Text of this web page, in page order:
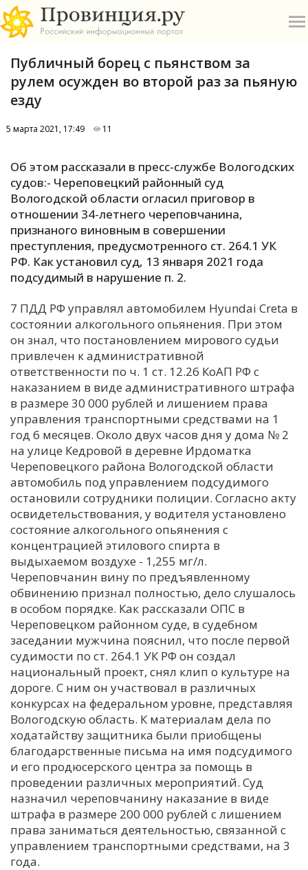
А
Б
В
Е
И
К
М
Н
П
С
Т
У
Х
Ч
Публичный борец с пьянством за
рулем осужден во второй раз за пьяную
езду
5 марта 2021, 17:49 11
Об этом рассказали в пресс-службе Вологодских
судов:- Череповецкий районный суд
Вологодской области огласил приговор в
отношении 34-летнего череповчанина,
признаного виновным в совершении
преступления, предусмотренного ст. 264.1 УК
РФ. Как установил суд, 13 января 2021 года
подсудимый в нарушение п. 2.
7 ПДД РФ управлял автомобилем Hyundai Creta в
состоянии алкогольного опьянения. При этом
он знал, что постановлением мирового судьи
привлечен к административной
ответственности по ч. 1 ст. 12.26 КоАП РФ с
наказанием в виде административного штрафа
в размере 30 000 рублей и лишением права
управления транспортными средствами на 1
год 6 месяцев. Около двух часов дня у дома № 2
на улице Кедровой в деревне Ирдоматка
Череповецкого района Вологодской области
автомобиль под управлением подсудимого
остановили сотрудники полиции. Согласно акту
освидетельствования, у водителя установлено
состояние алкогольного опьянения с
концентрацией этилового спирта в
выдыхаемом воздухе - 1,255 мг/л.
Череповчанин вину по предъявленному
обвинению признал полностью, дело слушалось
в особом порядке. Как рассказали ОПС в
Череповецком районном суде, в судебном
заседании мужчина пояснил, что после первой
судимости по ст. 264.1 УК РФ он создал
национальный проект, снял клип о культуре на
дороге. С ним он участвовал в различных
конкурсах на федеральном уровне, представляя
Вологодскую область. К материалам дела по
ходатайству защитника были приобщены
благодарственные письма на имя подсудимого
и его продюсерского центра за помощь в
проведении различных мероприятий. Суд
назначил череповчанину наказание в виде
штрафа в размере 200 000 рублей с лишением
права заниматься деятельностью, связанной с
управлением транспортными средствами, на 3
года.